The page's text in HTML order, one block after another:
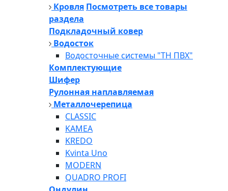
Кровля Посмотреть все товары
раздела
Подкладочный ковер
Водосток
Водосточные системы "ТН ПВХ"
Комплектующие
Шифер
Рулонная наплавляемая
Металлочерепица
CLASSIC
KAMEA
KREDO
Kvinta Uno
MODERN
QUADRO PROFI